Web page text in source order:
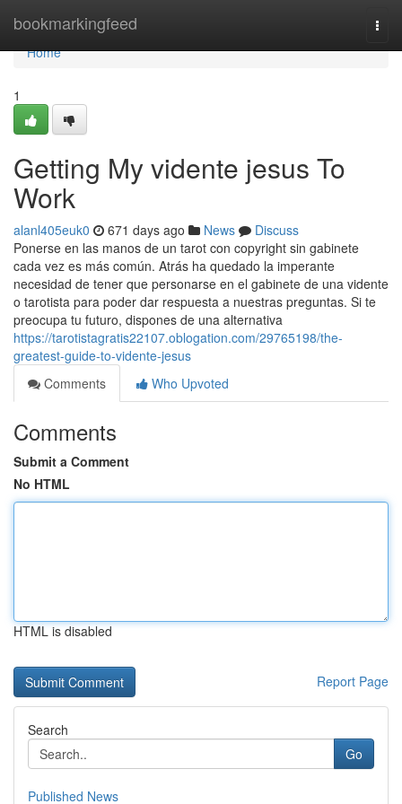
bookmarkingfeed
Home
Home
1
Getting My vidente jesus To
Work
alanl405euk0 671 days ago News
Discuss
Ponerse en las manos de un tarot con copyright sin gabinete
cada vez es más común. Atrás ha quedado la imperante
necesidad de tener que personarse en el gabinete de una vidente
o tarotista para poder dar respuesta a nuestras preguntas. Si te
preocupa tu futuro, dispones de una alternativa
https://tarotistagratis22107.oblogation.com/29765198/the-
greatest-guide-to-vidente-jesus
Comments
Who Upvoted
Comments
Submit a Comment
No HTML
HTML is disabled
Report Page
Search
Go
Published News